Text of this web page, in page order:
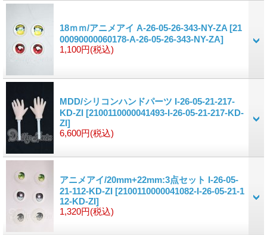
18ｍｍ/アニメアイ A-26-05-26-343-NY-ZA [21
00090000060178-A-26-05-26-343-NY-ZA]
1,100円(税込)
MDD/シリコンハンドパーツ I-26-05-21-217-
KD-ZI [2100110000041493-I-26-05-21-217-KD-
ZI]
6,600円(税込)
アニメアイ/20mm+22mm:3点セット I-26-05-
21-112-KD-ZI [2100110000041082-I-26-05-21-1
12-KD-ZI]
1,320円(税込)